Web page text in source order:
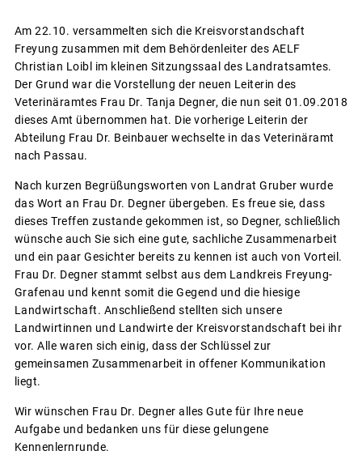
Am 22.10. versammelten sich die Kreisvorstandschaft
Freyung zusammen mit dem Behördenleiter des AELF
Christian Loibl im kleinen Sitzungssaal des Landratsamtes.
Der Grund war die Vorstellung der neuen Leiterin des
Veterinäramtes Frau Dr. Tanja Degner, die nun seit 01.09.2018
dieses Amt übernommen hat. Die vorherige Leiterin der
Abteilung Frau Dr. Beinbauer wechselte in das Veterinäramt
nach Passau.
Nach kurzen Begrüßungsworten von Landrat Gruber wurde
das Wort an Frau Dr. Degner übergeben. Es freue sie, dass
dieses Treffen zustande gekommen ist, so Degner, schließlich
wünsche auch Sie sich eine gute, sachliche Zusammenarbeit
und ein paar Gesichter bereits zu kennen ist auch von Vorteil.
Frau Dr. Degner stammt selbst aus dem Landkreis Freyung-
Grafenau und kennt somit die Gegend und die hiesige
Landwirtschaft. Anschließend stellten sich unsere
Landwirtinnen und Landwirte der Kreisvorstandschaft bei ihr
vor. Alle waren sich einig, dass der Schlüssel zur
gemeinsamen Zusammenarbeit in offener Kommunikation
liegt.
Wir wünschen Frau Dr. Degner alles Gute für Ihre neue
Aufgabe und bedanken uns für diese gelungene
Kennenlernrunde.